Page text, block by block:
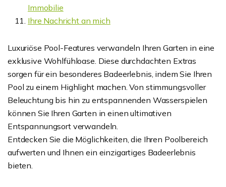
Immobilie
Ihre Nachricht an mich
Luxuriöse Pool-Features verwandeln Ihren Garten in eine
exklusive Wohlfühloase. Diese durchdachten Extras
sorgen für ein besonderes Badeerlebnis, indem Sie Ihren
Pool zu einem Highlight machen. Von stimmungsvoller
Beleuchtung bis hin zu entspannenden Wasserspielen
können Sie Ihren Garten in einen ultimativen
Entspannungsort verwandeln.
Entdecken Sie die Möglichkeiten, die Ihren Poolbereich
aufwerten und Ihnen ein einzigartiges Badeerlebnis
bieten.